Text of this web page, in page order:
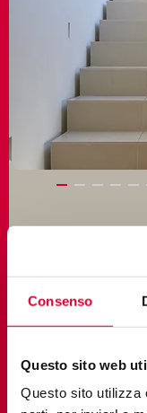
Consenso
Questo sito web
Questo sito utilizza